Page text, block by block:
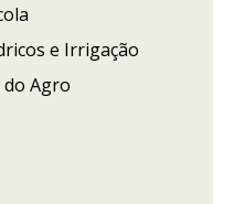
e Irrigação
do Agro